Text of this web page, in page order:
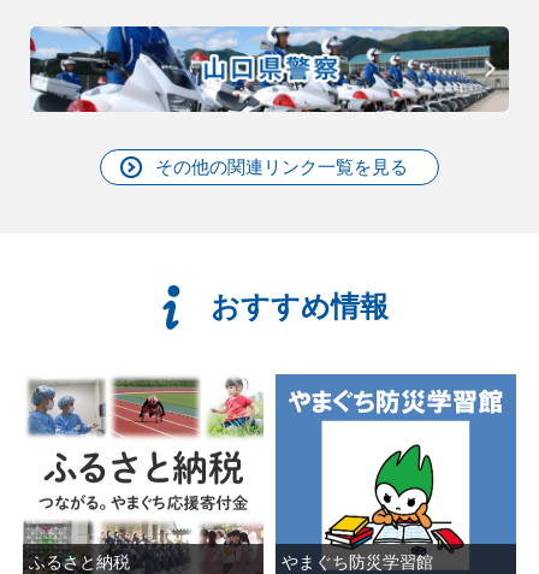
その他の関連リンク一覧を見る
おすすめ情報
ふるさと納税 やまぐち防災学習館